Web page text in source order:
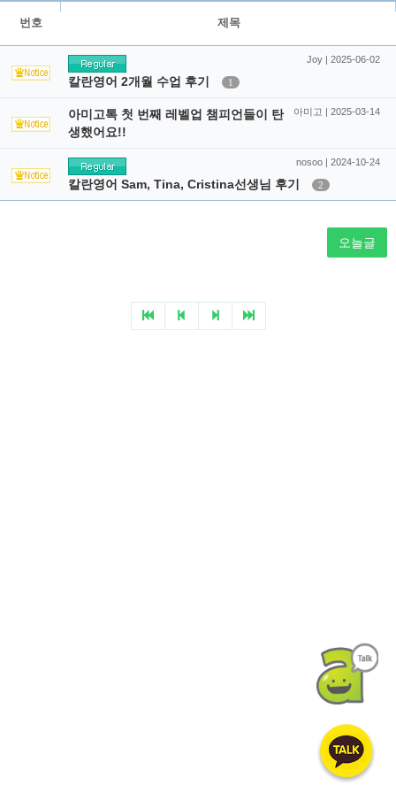
번호 제목
Joy | 2025-06-02
칼란영어 2개월 수업 후기 1
아미고 | 2025-03-14
아미고톡 첫 번째 레벨업 챔피언들이 탄
생했어요!!
nosoo | 2024-10-24
칼란영어 Sam, Tina, Cristina선생님 후기 2
오늘글